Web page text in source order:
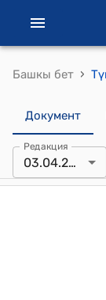
Башкы бет ›
Документ
Редакция
03.04.2025